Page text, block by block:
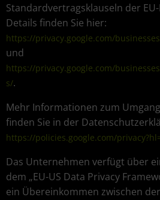
Standardvertragsklauseln der
Details finden Sie hier:
https://privacy.google.com/
und
https://privacy.google.com/
s/.
Mehr Informationen zum
finden Sie in der
https://policies.google.com/
Das Unternehmen verfügt über
dem „EU-US Data Privacy
ein Übereinkommen zwischen